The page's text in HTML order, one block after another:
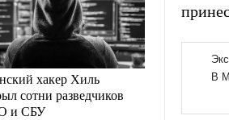
хакер Хиль
сотни разведчиков
и СБУ